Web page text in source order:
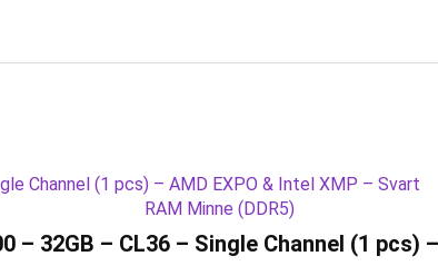
RAM Minne (DDR5)
– 32GB – CL36 – Single Channel (1 pcs)